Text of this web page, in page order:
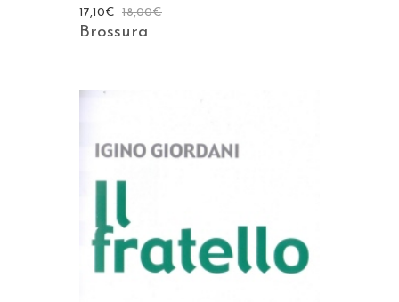
18,00€
17,10€
Brossura
AGGIUNGI AL CARRELLO